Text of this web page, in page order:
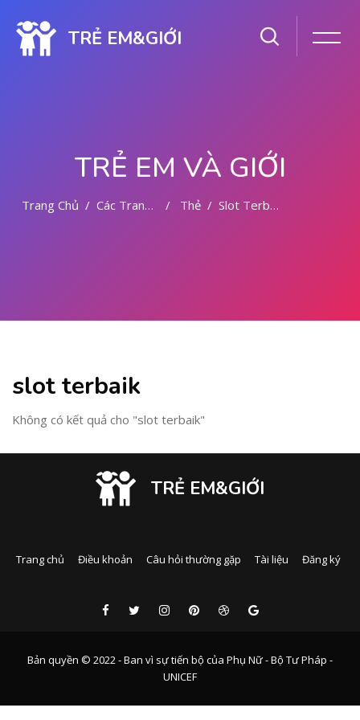
TRẺ EM&GIỚI
TRẺ EM VÀ GIỚI
Trang Chủ Các Trang Của Hệ Thống Thẻ Slot Terbaik
slot terbaik
Không có kết quả cho "slot terbaik"
TRẺ EM&GIỚI
Trang chủ Điều khoản Câu hỏi thường gặp Tài liệu Đăng ký
Bản quyền © 2022 - Ban vì sự tiến bộ của Phụ Nữ - Bộ Tư Pháp -
UNICEF